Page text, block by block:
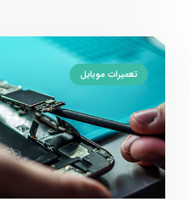
تعمیرات موبایل